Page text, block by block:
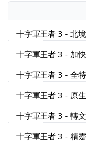
十字軍王者 3 - 北
十字軍王者 3 - 加
十字軍王者 3 - 全
十字軍王者 3 - 原
十字軍王者 3 - 轉
十字軍王者 3 - 精